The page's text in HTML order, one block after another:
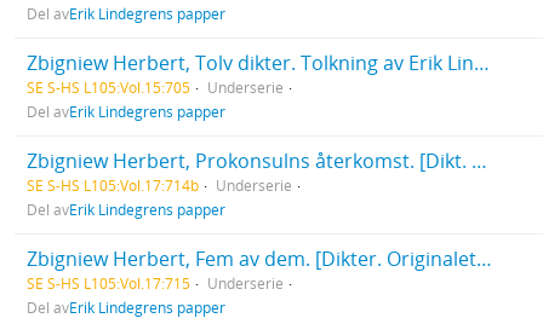
Del avErik Lindegrens papper
Zbigniew Herbert, Tolv dikter. Tolkning av Erik Lindegren och Erik Mesterton. Publ.: Bonniers Litterära Magasin, årg. 32 (1963), s. 454-461.
SE S-HS L105:Vol.15:705
Underserie
Del avErik Lindegrens papper
Zbigniew Herbert, Prokonsulns återkomst. [Dikt. Originalets titel: Powrót prokonsula. I: Studium przedmiotu. Warszawa 1961]. Tolkning av Erik Lindegren och Erik Mesterton. Publ.: Dagens Nyheter 1/11-1964.
SE S-HS L105:Vol.17:714b
Underserie
Del avErik Lindegrens papper
Zbigniew Herbert, Fem av dem. [Dikter. Originalets titel: Pieciu. I: Hermes, pies i gwiazda. Warszawa 1957.] Svensk tolkning av Erik Lindegren [och] Erik Mesterton. Publ.: Göteborgs Handels- och Sjöfartstidning 18/7-1964.
SE S-HS L105:Vol.17:715
Underserie
Del avErik Lindegrens papper